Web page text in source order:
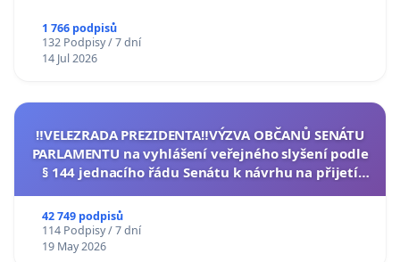
1 766 podpisů
132 Podpisy / 7 dní
14 Jul 2026
‼️VELEZRADA PREZIDENTA‼️VÝZVA OBČANŮ SENÁTU
PARLAMENTU na vyhlášení veřejného slyšení podle
§ 144 jednacího řádu Senátu k návrhu na přijetí
42 749 podpisů
114 Podpisy / 7 dní
19 May 2026